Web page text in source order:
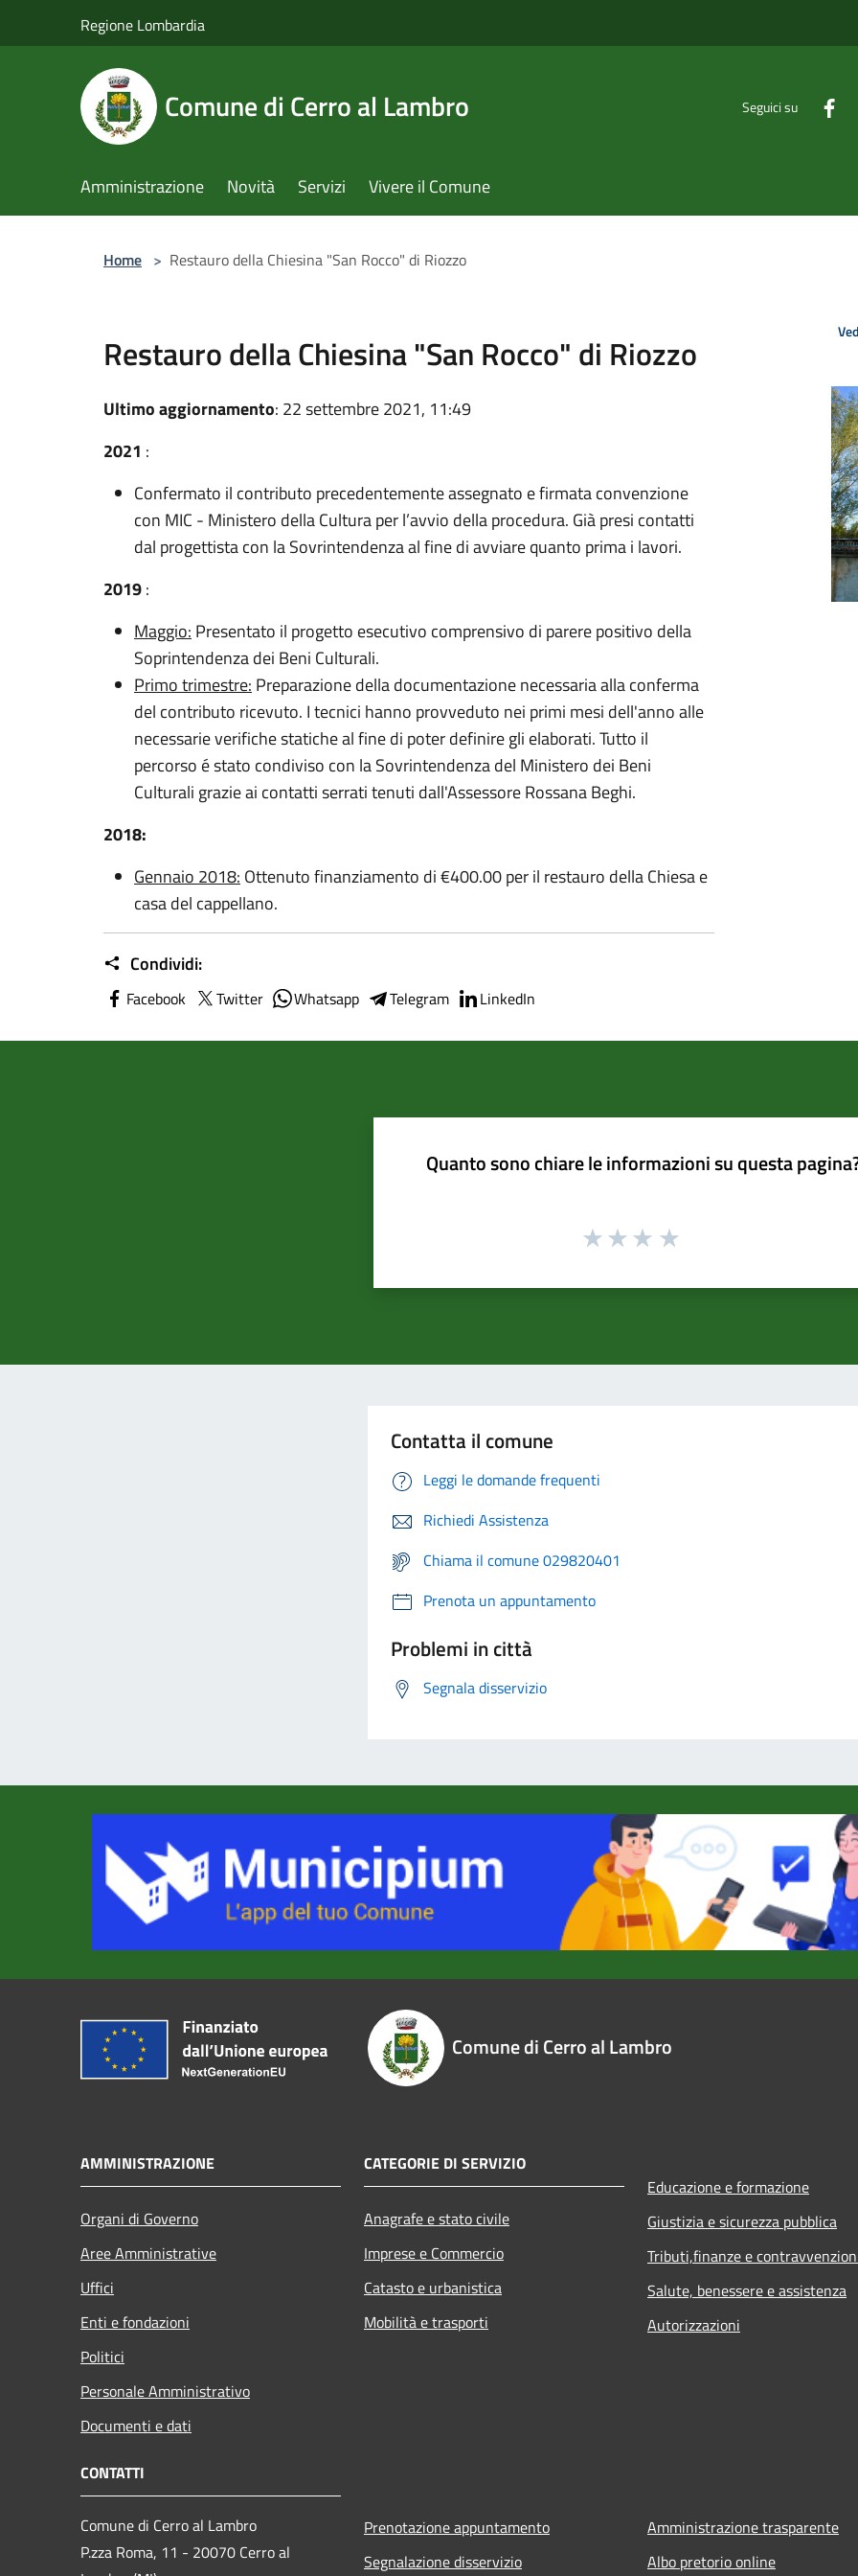
Regione Lombardia
Comune di Cerro al Lambro Seguici su
Amministrazione Novità Servizi Vivere il Comune
Home > Restauro della Chiesina "San Rocco" di Riozzo
Restauro della Chiesina "San Rocco" di Riozzo
Ultimo aggiornamento: 22 settembre 2021, 11:49
2021 :
Confermato il contributo precedentemente assegnato e firmata convenzione
con MIC - Ministero della Cultura per l’avvio della procedura. Già presi contatti
dal progettista con la Sovrintendenza al fine di avviare quanto prima i lavori.
2019:
Maggio: Presentato il progetto esecutivo comprensivo di parere positivo della
Soprintendenza dei Beni Culturali.
Primo trimestre: Preparazione della documentazione necessaria alla conferma
del contributo ricevuto. I tecnici hanno provveduto nei primi mesi dell'anno alle
necessarie verifiche statiche al fine di poter definire gli elaborati. Tutto il
percorso é stato condiviso con la Sovrintendenza del Ministero dei Beni
Culturali grazie ai contatti serrati tenuti dall'Assessore Rossana Beghi.
2018:
Gennaio 2018: Ottenuto finanziamento di €400.00 per il restauro della Chiesa e
casa del cappellano.
Condividi:
Facebook Twitter Whatsapp Telegram LinkedIn
Quanto sono chiare le informazioni su questa
Contatta il comune
Leggi le domande frequenti
Richiedi Assistenza
Chiama il comune 029820401
Prenota un appuntamento
Problemi in città
Segnala disservizio
Comune di Cerro al Lambro
AMMINISTRAZIONE
Organi di Governo
Aree Amministrative
Uffici
Enti e fondazioni
Politici
Personale Amministrativo
Documenti e dati
CATEGORIE DI SERVIZIO
Anagrafe e stato civile
Imprese e Commercio
Catasto e urbanistica
Mobilità e trasporti
Educazione e formazione
Giustizia e sicurezza pubblica
Tributi,finanze e
Salute, benessere e assistenza
Autorizzazioni
CONTATTI
Comune di Cerro al Lambro
P.zza Roma, 11 - 20070 Cerro al
Prenotazione appuntamento
Segnalazione disservizio
Amministrazione trasparente
Albo pretorio online